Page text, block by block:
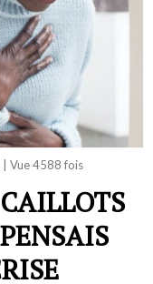
| Vue 4588 fois